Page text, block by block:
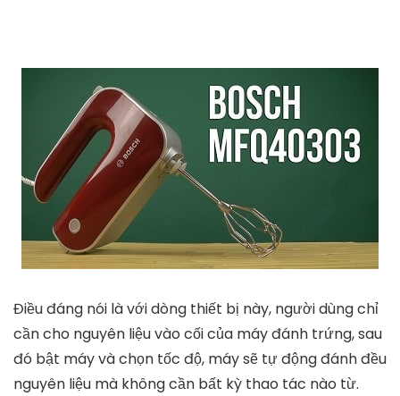
Điều đáng nói là với dòng thiết bị này, người dùng chỉ
cần cho nguyên liệu vào cối của máy đánh trứng, sau
đó bật máy và chọn tốc độ, máy sẽ tự động đánh đều
nguyên liệu mà không cần bất kỳ thao tác nào từ.